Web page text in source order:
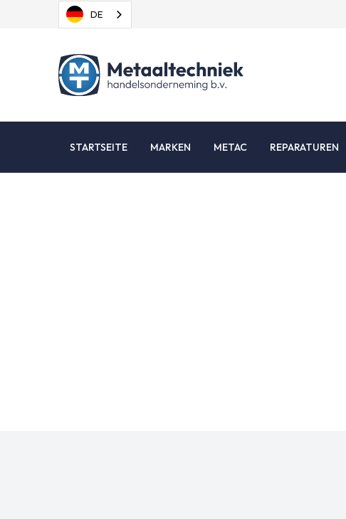
DE
STARTSEITE MARKEN METAC REPARATUREN